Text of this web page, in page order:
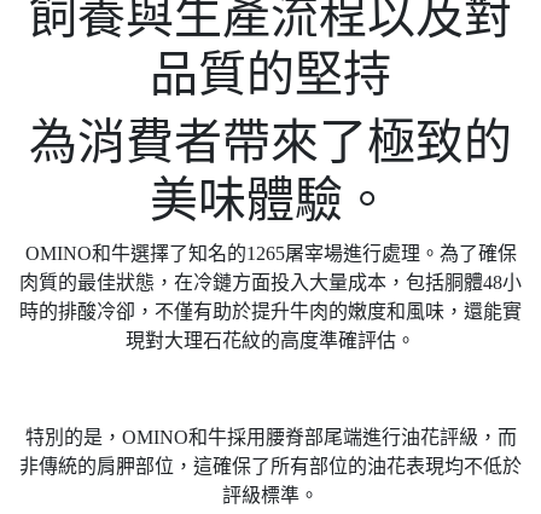
飼養與生產流程以及對
品質的堅持
為消費者帶來了極致的
美味體驗。
OMINO和牛選擇了知名的1265屠宰場進行處理。​為了確保
肉質的最佳狀態，在冷鏈方面投入大量成本，包括胴體48小
時的排酸冷卻，​不僅有助於提升牛肉的嫩度和風味，還能實
現對大理石花紋的高度準確評估。
特別的是，OMINO和牛採用腰脊部尾端進行油花評級，而
非傳統的肩胛部位，這確保了所有部位的油花表現均不低於
評級標準。